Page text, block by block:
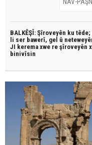
BALKÊŞÎ: Şîroveyên ku têde;
li ser bawerî, gel û
JI kerema xwe re şîroveyên
binivîsin